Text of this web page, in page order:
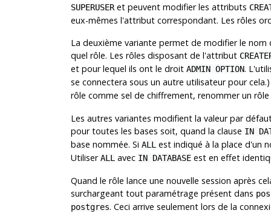
SUPERUSERet peuvent modifier les attributs
eux-mêmes l'attribut correspondant. Les rôles
La deuxième variante permet de modifier le
quel rôle. Les rôles disposant de l'attribut
et pour lequel ils ont le droit ADMIN OPTION.
se connectera sous un autre utilisateur pour
rôle comme sel de chiffrement, renommer un
Les autres variantes modifient la valeur par
pour toutes les bases soit, quand la clause IN
base nommée. Si ALL est indiqué à la place d'un
UtiliserALL avec IN DATABASEest en effet
Quand le rôle lance une nouvelle session après
surchargeant tout paramétrage présent dans
postgres. Ceci arrive seulement lors de la